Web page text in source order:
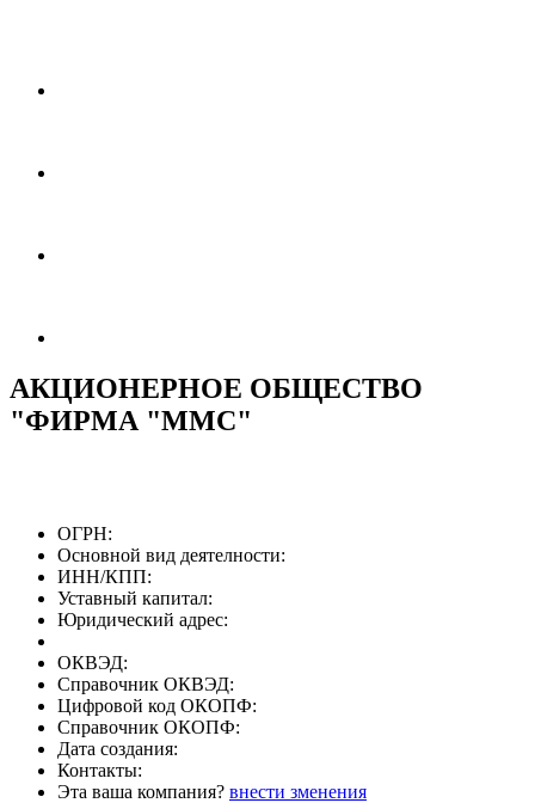
АКЦИОНЕРНОЕ ОБЩЕСТВО
"ФИРМА "ММС"
ОГРН:
Основной вид деятелности:
ИНН/КПП:
Уставный капитал:
Юридический адрес:
ОКВЭД:
Справочник ОКВЭД:
Цифровой код ОКОПФ:
Справочник ОКОПФ:
Дата создания:
Контакты:
Эта ваша компания? внести зменения